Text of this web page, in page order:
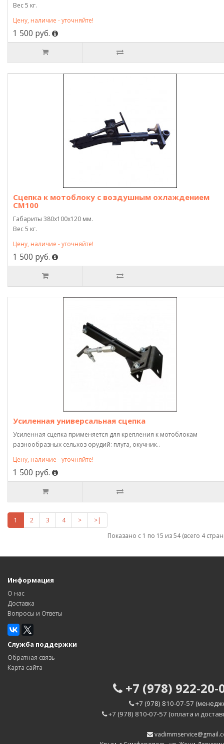
Вес 5 кг.
Цену, наличие - уточняйте!
1 500 руб.
Сцепка к мотоблоку с воздушным охлаждением
СМ100
Габариты 380х100х120 мм.
Вес 5 кг.
Цену, наличие - уточняйте!
1 500 руб.
Усиленная универсальная сцепка
Усиленная сцепка применяется для крепления к мотоблокам
разнообразных сельхоз орудий: плуга, окучник..
Цену, наличие - уточняйте!
1 500 руб.
1 2 3 4 >
>|
Показано с 1 по 15 из 54 (всего 4
Информация
О нас
Доставка
Вопросы и Ответы
Служба поддержки
Обратная связь
Карта сайта
+7 (978) 922-20-
+7 (978) 810-07-57
+7 (978) 810-07-57 (оплата и